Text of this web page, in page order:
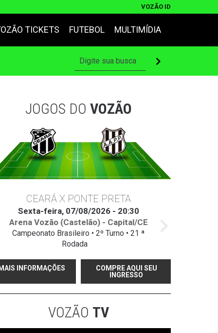
VOZÃO ID
TICKETS FUTEBOL MULTIMÍDIA
JOGOS DO VOZÃO
CEARÁ X PONTE PRETA
Sexta-feira, 07/08/2026 - 20:30
Arena Vozão (Castelão) - Capital/CE
Campeonato Brasileiro • 2º Turno • 21 ª
Rodada
INFORMAÇÕES
COMPRE AQUI SEU
INGRESSO
VOZÃO TV